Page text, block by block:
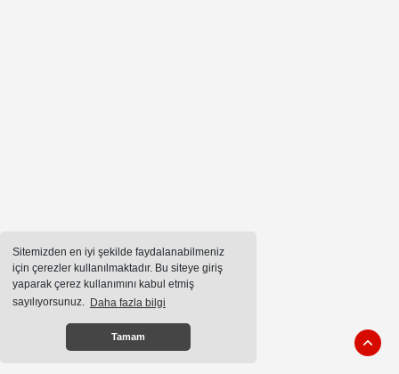
Sitemizden en iyi şekilde faydalanabilmeniz
için çerezler kullanılmaktadır. Bu siteye giriş
yaparak çerez kullanımını kabul etmiş
sayılıyorsunuz. Daha fazla bilgi
Tamam